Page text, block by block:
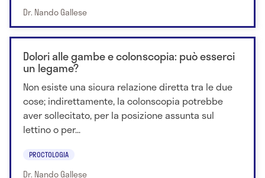
Dr. Nando Gallese
Dolori alle gambe e colonscopia: può esserci
un legame?
Non esiste una sicura relazione diretta tra le due
cose; indirettamente, la colonscopia potrebbe
aver sollecitato, per la posizione assunta sul
lettino o per...
PROCTOLOGIA
Dr. Nando Gallese